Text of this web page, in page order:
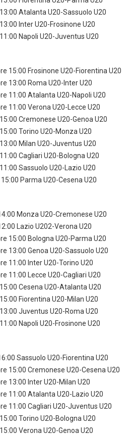
Atalanta U20-Sassuolo U20
Inter U20-Frosinone U20
Napoli U20-Juventus U20
15:00 Frosinone U20-Fiorentina U20
13:00 Roma U20-Inter U20
11:00 Atalanta U20-Napoli U20
11:00 Verona U20-Lecce U20
Cremonese U20-Genoa U20
Torino U20-Monza U20
Milan U20-Juventus U20
Cagliari U20-Bologna U20
Sassuolo U20-Lazio U20
Parma U20-Cesena U20
Monza U20-Cremonese U20
Lazio U202-Verona U20
15:00 Bologna U20-Parma U20
13:00 Genoa U20-Sassuolo U20
11:00 Inter U20-Torino U20
11:00 Lecce U20-Cagliari U20
Cesena U20-Atalanta U20
Fiorentina U20-Milan U20
Juventus U20-Roma U20
Napoli U20-Frosinone U20
Sassuolo U20-Fiorentina U20
15:00 Cremonese U20-Cesena U20
13:00 Inter U20-Milan U20
11:00 Atalanta U20-Lazio U20
11:00 Cagliari U20-Juventus U20
Torino U20-Bologna U20
Verona U20-Genoa U20